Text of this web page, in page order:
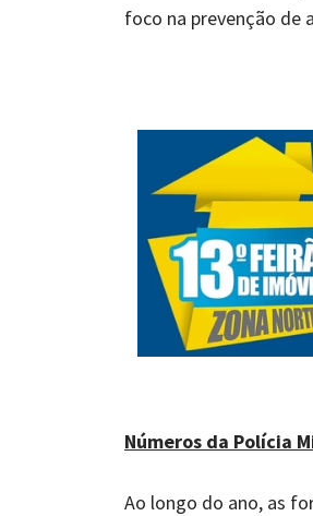
foco na prevenção de
Números da Polícia
Ao longo do ano, as